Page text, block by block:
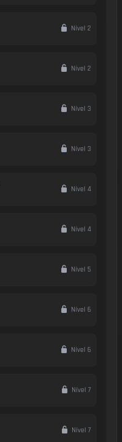
Nível 2
Nível 2
Nível 3
Nível 3
Nível 4
Nível 4
Nível 5
Nível 6
Nível 6
Nível 7
Nível 7